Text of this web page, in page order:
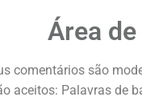
Área
comentários são
aceitos: Palavras de